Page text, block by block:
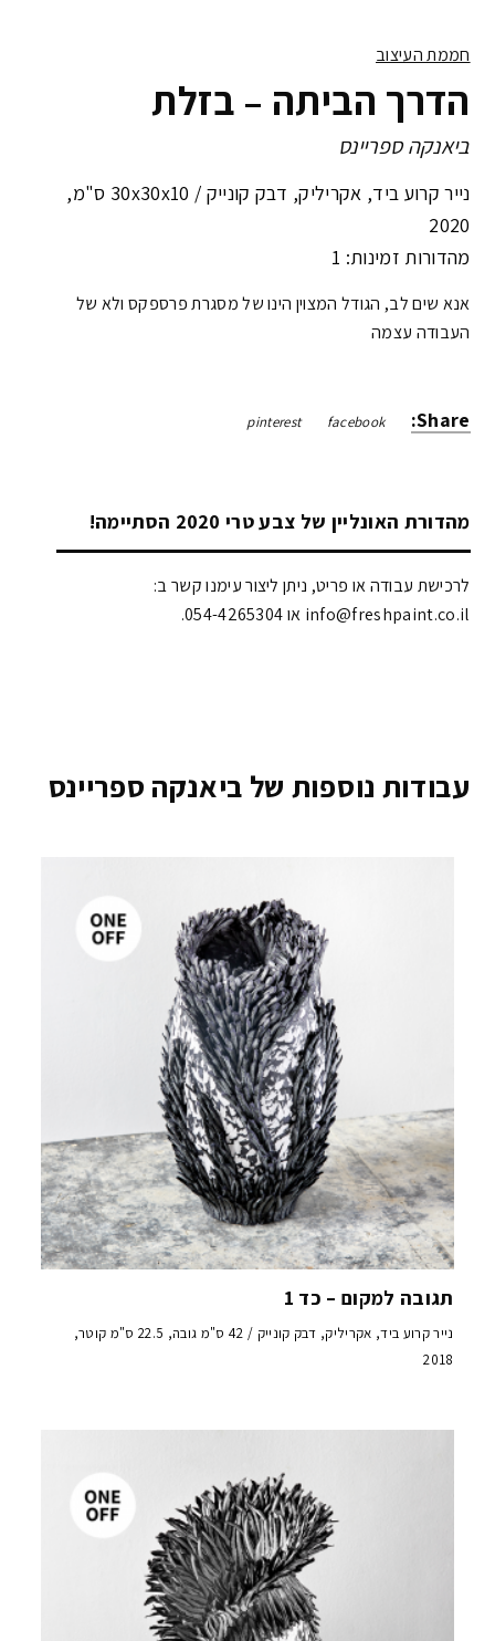
חממת העיצוב
הדרך הביתה – בזלת
ביאנקה ספריינס
נייר קרוע ביד, אקריליק, דבק קונייק / 30x30x10 ס"מ
,
2020
מהדורות זמינות: 1
אנא שים לב, הגודל המצוין הינו של מסגרת פרספקס ולא של
העבודה עצמה
Share:
facebook
pinterest
מהדורת האונליין של צבע טרי 2020 הסתיימה!
לרכישת עבודה או פריט, ניתן ליצור עימנו קשר ב:
info@freshpaint.co.il‏ או 054-4265304.
עבודות נוספות של ביאנקה ספריינס
תגובה למקום – כד 1
נייר קרוע ביד, אקריליק, דבק קונייק / 42 ס"מ גובה, 22.5 ס"מ קוטר,
2018